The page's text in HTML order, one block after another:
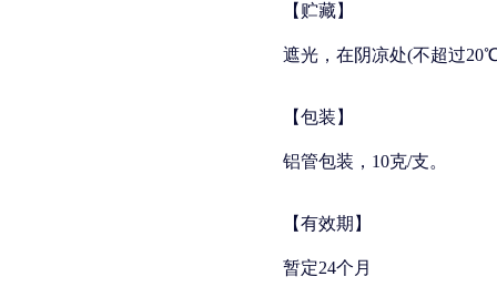
【贮藏】
遮光，在阴凉处(不超过
【包装】
铝管包装，10克/支。
【有效期】
暂定24个月